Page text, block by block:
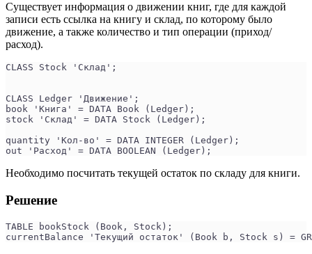
Существует информация о движении книг, где для каждой
записи есть ссылка на книгу и склад, по которому было
движение, а также количество и тип операции (приход/
расход).
CLASS Stock 'Склад';
CLASS Ledger 'Движение';
book 'Книга' = DATA Book (Ledger);
stock 'Склад' = DATA Stock (Ledger);
quantity 'Кол-во' = DATA INTEGER (Ledger);
out 'Расход' = DATA BOOLEAN (Ledger);
Необходимо посчитать текущей остаток по складу для книги.
Решение
TABLE bookStock (Book, Stock);
currentBalance 'Текущий остаток' (Book b, Stock s) =